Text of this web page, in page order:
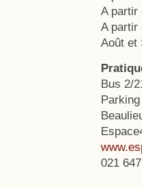
A partir
A partir
Août et
Bus 2/
021